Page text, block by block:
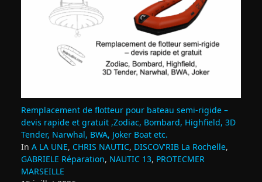
Remplacement de flotteur pour bateau semi‑rigide –
devis rapide et gratuit ,Zodiac, Bombard, Highfield, 3D
Tender, Narwhal, BWA, Joker Boat etc.
In A LA UNE, CHRIS NAUTIC, DISCOV'RIB La Rochelle,
GABRIELE Réparation, NAUTIC 13, PROTECMER
MARSEILLE